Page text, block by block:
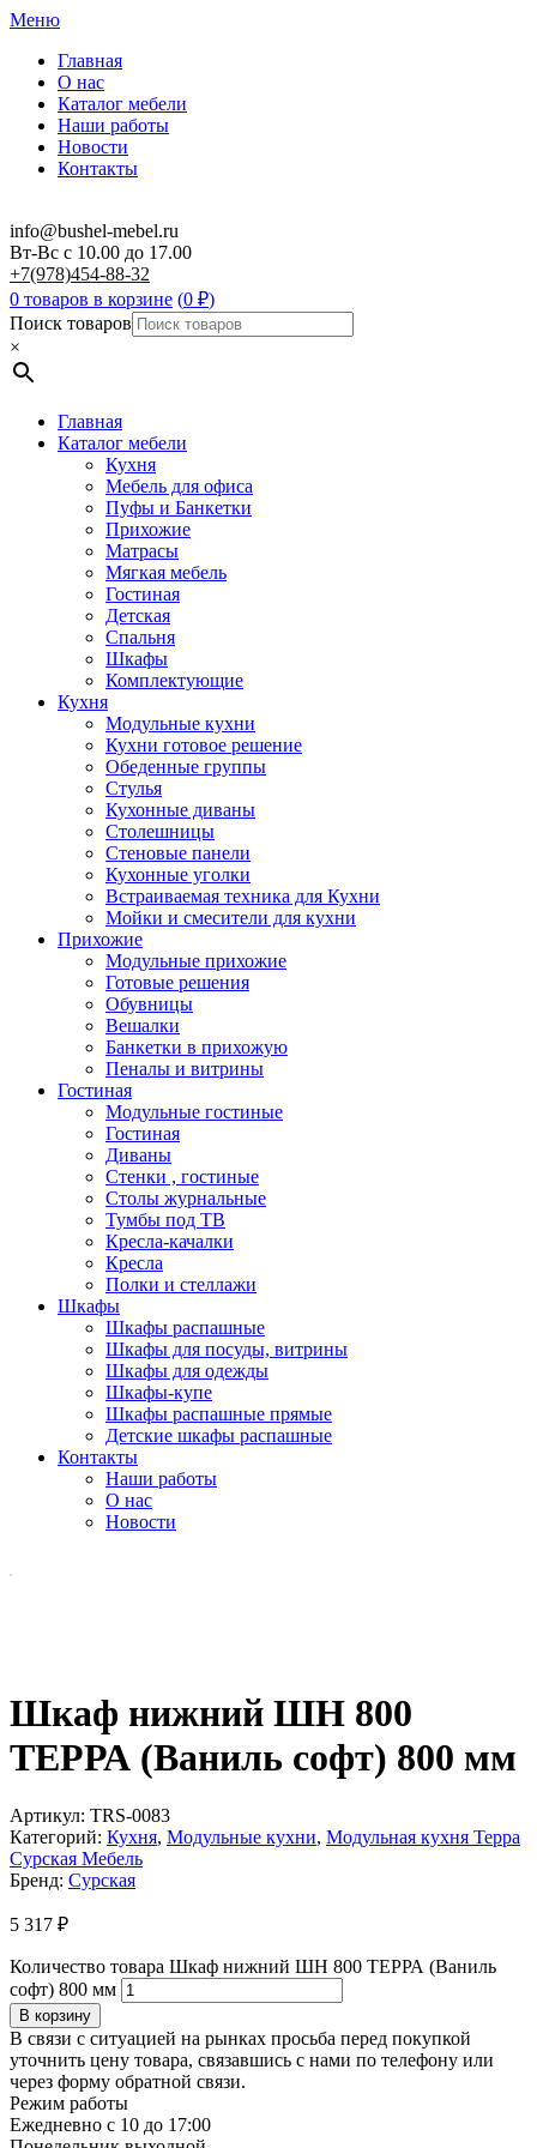
Меню
Главная
О нас
Каталог мебели
Наши работы
Новости
Контакты
info@bushel-mebel.ru
Вт-Вс c 10.00 до 17.00
+7(978)454-88-32
0 товаров в корзине (0 ₽)
Поиск товаров
×
Главная
Каталог мебели
Кухня
Мебель для офиса
Пуфы и Банкетки
Прихожие
Матрасы
Мягкая мебель
Гостиная
Детская
Спальня
Шкафы
Комплектующие
Кухня
Модульные кухни
Кухни готовое решение
Обеденные группы
Стулья
Кухонные диваны
Столешницы
Стеновые панели
Кухонные уголки
Встраиваемая техника для Кухни
Мойки и смесители для кухни
Прихожие
Модульные прихожие
Готовые решения
Обувницы
Вешалки
Банкетки в прихожую
Пеналы и витрины
Гостиная
Модульные гостиные
Гостиная
Диваны
Стенки , гостиные
Столы журнальные
Тумбы под ТВ
Кресла-качалки
Кресла
Полки и стеллажи
Шкафы
Шкафы распашные
Шкафы для посуды, витрины
Шкафы для одежды
Шкафы-купе
Шкафы распашные прямые
Детские шкафы распашные
Контакты
Наши работы
О нас
Новости
Шкаф нижний ШН 800
ТЕРРА (Ваниль софт) 800 мм
Артикул: TRS-0083
Категорий: Кухня, Модульные кухни, Модульная кухня Терра
Сурская Мебель
Бренд: Сурская
5 317 ₽
Количество товара Шкаф нижний ШН 800 ТЕРРА (Ваниль
софт) 800 мм
В корзину
В связи с ситуацией на рынках просьба перед покупкой
уточнить цену товара, связавшись с нами по телефону или
через форму обратной связи.
Режим работы
Ежедневно с 10 до 17:00